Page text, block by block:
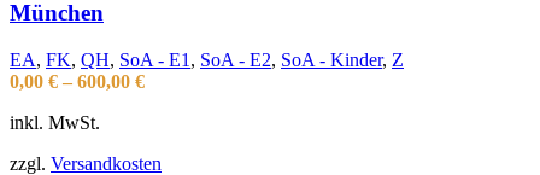
München
EA, FK, QH, SoA - E1 , SoA - E2, SoA - Kinder, Z
0,00 € – 600,00 €
inkl. MwSt.
zzgl. Versandkosten